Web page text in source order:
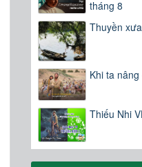
tháng 8
Thuyền
Khi ta
Thiếu Nhi